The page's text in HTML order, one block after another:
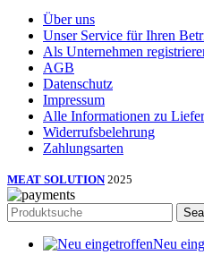
Über uns
Unser Service für Ihren
Als Unternehmen
AGB
Datenschutz
Impressum
Alle Informationen zu
Widerrufsbelehrung
Zahlungsarten
MEAT SOLUTION 2025
Neu